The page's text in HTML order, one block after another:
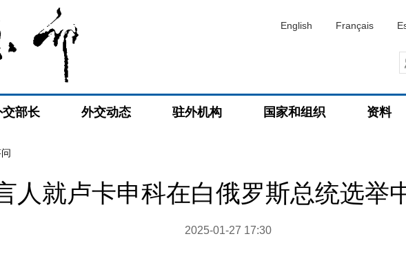
English Français
交部长 外交动态 驻外机构 国家和组织 资料
人就卢卡申科在白俄罗斯总统选举
2025-01-27 17:30